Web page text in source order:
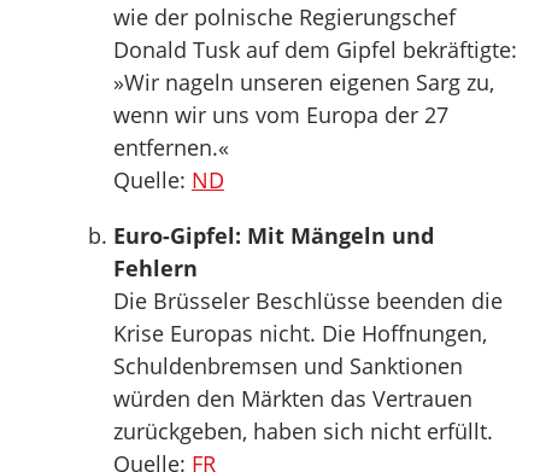
wie der polnische Regierungschef
Donald Tusk auf dem Gipfel bekräftigte:
»Wir nageln unseren eigenen Sarg zu,
wenn wir uns vom Europa der 27
entfernen.«
Quelle: ND
Euro-Gipfel: Mit Mängeln und
Fehlern
Die Brüsseler Beschlüsse beenden die
Krise Europas nicht. Die Hoffnungen,
Schuldenbremsen und Sanktionen
würden den Märkten das Vertrauen
zurückgeben, haben sich nicht erfüllt.
Quelle: FR